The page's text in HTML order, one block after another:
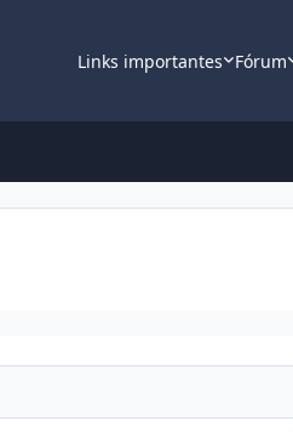
Links importantes Fórum